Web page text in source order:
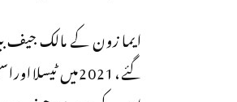
گئے،2021میں